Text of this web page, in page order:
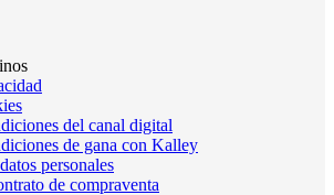
del canal digital
de gana con Kalley
personales
de compraventa